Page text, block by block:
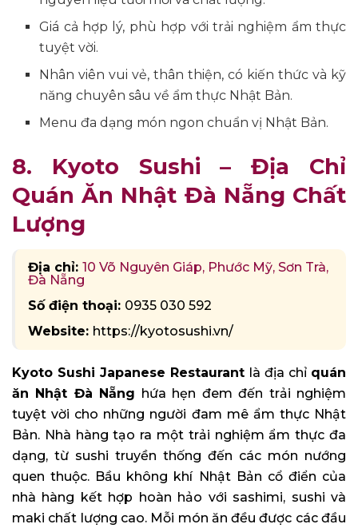
Giá cả hợp lý, phù hợp với trải nghiệm ẩm thực
tuyệt vời.
Nhân viên vui vẻ, thân thiện, có kiến thức và kỹ
năng chuyên sâu về ẩm thực Nhật Bản.
Menu đa dạng món ngon chuẩn vị Nhật Bản.
8. Kyoto Sushi – Địa Chỉ
Quán Ăn Nhật Đà Nẵng Chất
Lượng
Địa chỉ: 10 Võ Nguyên Giáp, Phước Mỹ, Sơn Trà,
Đà Nẵng
Số điện thoại: 0935 030 592
Website: https://kyotosushi.vn/
Kyoto Sushi Japanese Restaurant là địa chỉ quán
ăn Nhật Đà Nẵng hứa hẹn đem đến trải nghiệm
tuyệt vời cho những người đam mê ẩm thực Nhật
Bản. Nhà hàng tạo ra một trải nghiệm ẩm thực đa
dạng, từ sushi truyền thống đến các món nướng
quen thuộc. Bầu không khí Nhật Bản cổ điển của
nhà hàng kết hợp hoàn hảo với sashimi, sushi và
maki chất lượng cao. Mỗi món ăn đều được các đầu